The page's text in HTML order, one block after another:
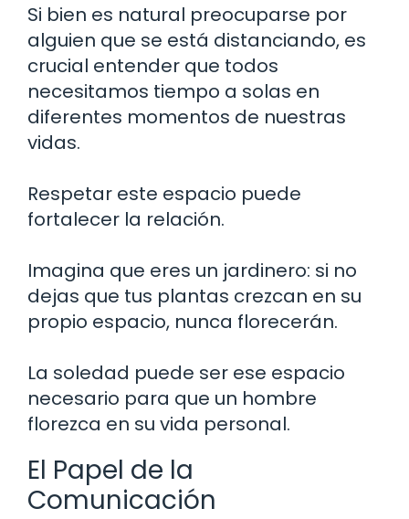
Si bien es natural preocuparse por
alguien que se está distanciando, es
crucial entender que todos
necesitamos tiempo a solas en
diferentes momentos de nuestras
vidas.
Respetar este espacio puede
fortalecer la relación.
Imagina que eres un jardinero: si no
dejas que tus plantas crezcan en su
propio espacio, nunca florecerán.
La soledad puede ser ese espacio
necesario para que un hombre
florezca en su vida personal.
El Papel de la
Comunicación